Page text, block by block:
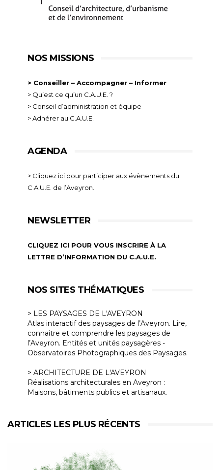
NOS MISSIONS
> Conseiller – Accompagner – Informer
> Qu’est ce qu’un C.A.U.E. ?
> Conseil d’administration et équipe
> Adhérer au C.A.U.E.
AGENDA
> Cliquez ici pour participer aux évènements du
C.A.U.E. de l’Aveyron.
NEWSLETTER
CLIQUEZ ICI POUR VOUS INSCRIRE À LA
LETTRE D’INFORMATION DU C.A.U.E.
NOS SITES THÉMATIQUES
> LES PAYSAGES DE L'AVEYRON
Atlas interactif des paysages de l’Aveyron. Lire,
connaitre et comprendre les paysages de
l’Aveyron. Entités et unités paysagères -
Observatoires Photographiques des Paysages.
> ARCHITECTURE DE L'AVEYRON
Réalisations architecturales en Aveyron :
Maisons, bâtiments publics et artisanaux.
ARTICLES LES PLUS RÉCENTS